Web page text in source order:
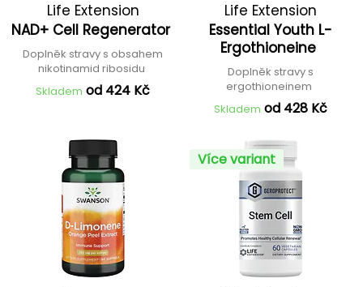
Life Extension
NAD+ Cell Regenerator
Doplněk stravy s obsahem
nikotinamid ribosidu
Skladem od 424 Kč
Life Extension
Essential Youth L-
Ergothioneine
Doplněk stravy s
ergothioneinem
Skladem od 428 Kč
Více variant